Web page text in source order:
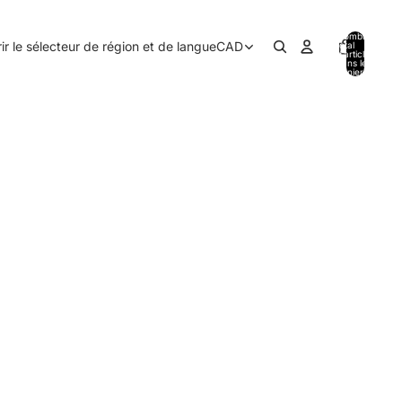
le sélecteur de région et de langueCAD
Nombre
total
d’articles
dans le
panier: 0